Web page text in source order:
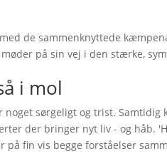
de sammenknyttede
på sin vej i den stærke,
i mol
noget sørgeligt og trist.
der bringer nyt liv - og håb.
på fin vis begge forståelser